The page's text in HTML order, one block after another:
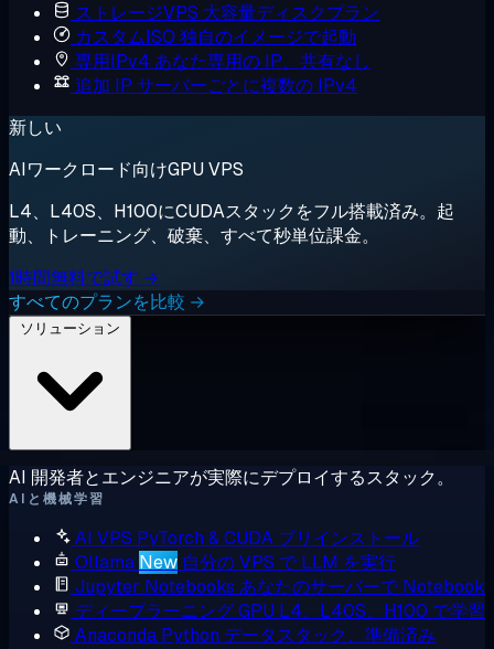
ストレージVPS 大容量ディスクプラン
カスタムISO 独自のイメージで起動
専用IPv4 あなた専用の IP、共有なし
追加 IP サーバーごとに複数の IPv4
新しい
AIワークロード向けGPU VPS
L4、L40S、H100にCUDAスタックをフル搭載済み。起
動、トレーニング、破棄、すべて秒単位課金。
1時間無料で試す →
すべてのプランを比較 →
AI 開発者とエンジニアが実際にデプロイするスタック。
AIと機械学習
AI VPS PyTorch & CUDA プリインストール
Ollama New 自分の VPS で LLM を実行
Jupyter Notebooks あなたのサーバーで Notebook
ディープラーニング GPU L4、L40S、H100 で学習
Anaconda Python データスタック、準備済み